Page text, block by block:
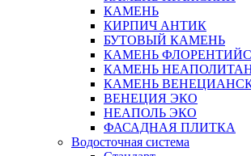
КАМЕНЬ
КИРПИЧ АНТИК
БУТОВЫЙ КАМЕНЬ
КАМЕНЬ
КАМЕНЬ
КАМЕНЬ
ВЕНЕЦИЯ ЭКО
НЕАПОЛЬ ЭКО
ФАСАДНАЯ ПЛИТКА
Водосточная система